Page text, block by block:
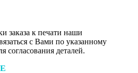
заказа к печати наши
с Вами по указанному
согласования деталей.